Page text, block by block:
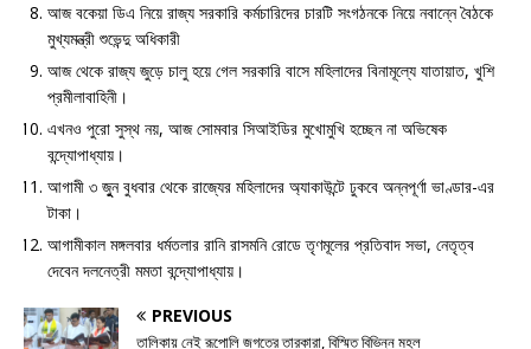
আজ বকেয়া ডিএ নিয়ে রাজ্য সরকারি কর্মচারিদের চারটি সংগঠনকে নিয়ে নবান্নে বৈঠকে
মুখ্যমন্ত্রী শুভেন্দু অধিকারী
আজ থেকে রাজ্য জুড়ে চালু হয়ে গেল সরকারি বাসে মহিলাদের বিনামূল্যে যাতায়াত, খুশি
প্রমীলাবাহিনী।
এখনও পুরো সুস্থ নয়, আজ সোমবার সিআইডির মুখোমুখি হচ্ছেন না অভিষেক
বন্দ্যোপাধ্যায়।
আগামী ৩ জুুন বুধবার থেকে রাজ্যের মহিলাদের অ্যাকাউন্টে ঢুকবে অন্নপূর্ণা ভাণ্ডার-এর
টাকা।
আগামীকাল মঙ্গলবার ধর্মতলার রানি রাসমনি রোডে তৃণমূলের প্রতিবাদ সভা, নেতৃত্ব
দেবেন দলনেত্রী মমতা বন্দ্যোপাধ্যায়।
PREVIOUS
তালিকায় নেই রূপোলি জগতের তারকারা, বিস্মিত বিভিন্ন মহল